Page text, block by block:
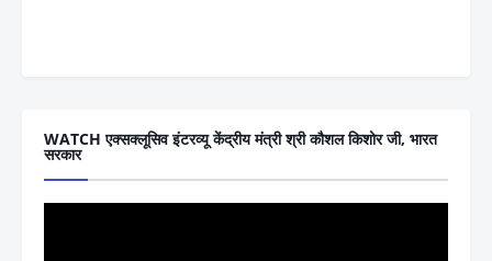
WATCH एक्सक्लूसिव इंटरव्यू केंद्रीय मंत्री श्री कौशल किशोर जी, भारत
सरकार